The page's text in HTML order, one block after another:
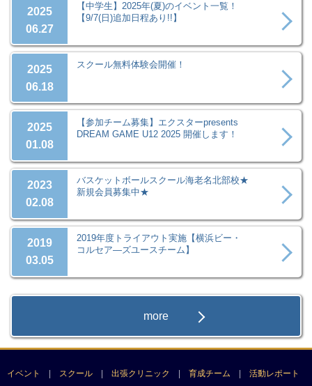
2025
06.27
【中学生】2025年(夏)のイベント一覧！
【9/7(日)追加日程あり!!】
2025
06.18
スクール無料体験会開催！
2025
01.08
【参加チーム募集】エクスターpresents
DREAM GAME U12 2025 開催します！
2023
02.08
バスケットボールスクール海老名北部校★
新規会員募集中★
2019
03.05
2019年度トライアウト実施【横浜ビー・
コルセア―ズユースチーム】
more
イベント スクール 出張クリニック 育成チーム 活動レポート